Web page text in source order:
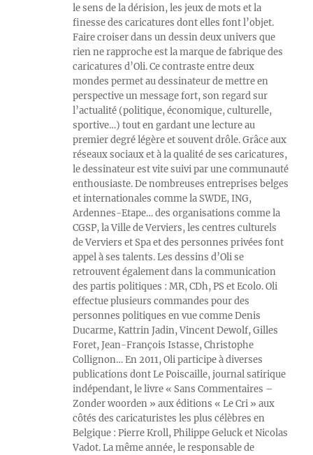
le sens de la dérision, les jeux de mots et la
finesse des caricatures dont elles font l’objet.
Faire croiser dans un dessin deux univers que
rien ne rapproche est la marque de fabrique des
caricatures d’Oli. Ce contraste entre deux
mondes permet au dessinateur de mettre en
perspective un message fort, son regard sur
l’actualité (politique, économique, culturelle,
sportive…) tout en gardant une lecture au
premier degré légère et souvent drôle. Grâce aux
réseaux sociaux et à la qualité de ses caricatures,
le dessinateur est vite suivi par une communauté
enthousiaste. De nombreuses entreprises belges
et internationales comme la SWDE, ING,
Ardennes-Etape… des organisations comme la
CGSP, la Ville de Verviers, les centres culturels
de Verviers et Spa et des personnes privées font
appel à ses talents. Les dessins d’Oli se
retrouvent également dans la communication
des partis politiques : MR, CDh, PS et Ecolo. Oli
effectue plusieurs commandes pour des
personnes politiques en vue comme Denis
Ducarme, Kattrin Jadin, Vincent Dewolf, Gilles
Foret, Jean-François Istasse, Christophe
Collignon… En 2011, Oli participe à diverses
publications dont Le Poiscaille, journal satirique
indépendant, le livre « Sans Commentaires –
Zonder woorden » aux éditions « Le Cri » aux
côtés des caricaturistes les plus célèbres en
Belgique : Pierre Kroll, Philippe Geluck et Nicolas
Vadot. La même année, le responsable de